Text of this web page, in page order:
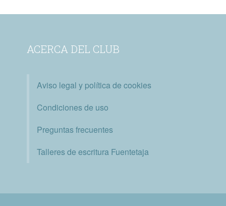
ACERCA DEL CLUB
Aviso legal y política de cookies
Condiciones de uso
Preguntas frecuentes
Talleres de escritura Fuentetaja